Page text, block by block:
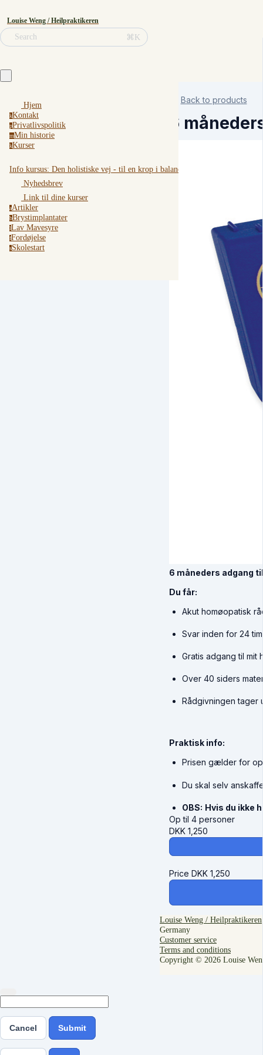
Louise Weng / Heilpraktikeren
Search ⌘K
Hjem
kKontakt
pPrivatlivspolitik
mMin historie
kKurser
Info kursus: Den holistiske vej - til en krop i balance
Nyhedsbrev
Link til dine kurser
aArtikler
bBrystimplantater
lLav Mavesyre
fFordøjelse
sSkolestart
Back to products
6
6 måneders adgang
Du får:
Akut homøopatisk
Svar inden for 24
Gratis adgang til
Over 40 siders
Rådgivningen tager
Praktisk info:
Prisen gælder for
Du skal selv
OBS: Hvis du ikke
Op til 4 personer
DKK 1,250
Price DKK 1,250
Louise Weng / Heilpraktikeren
Germany
Customer service
Terms and conditions
Copyright © 2026 Louise
Cancel Submit